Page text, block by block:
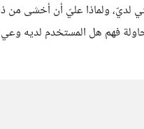
لديّ، ولماذا عليّ أن أخشى
فهم هل المستخدم لديه